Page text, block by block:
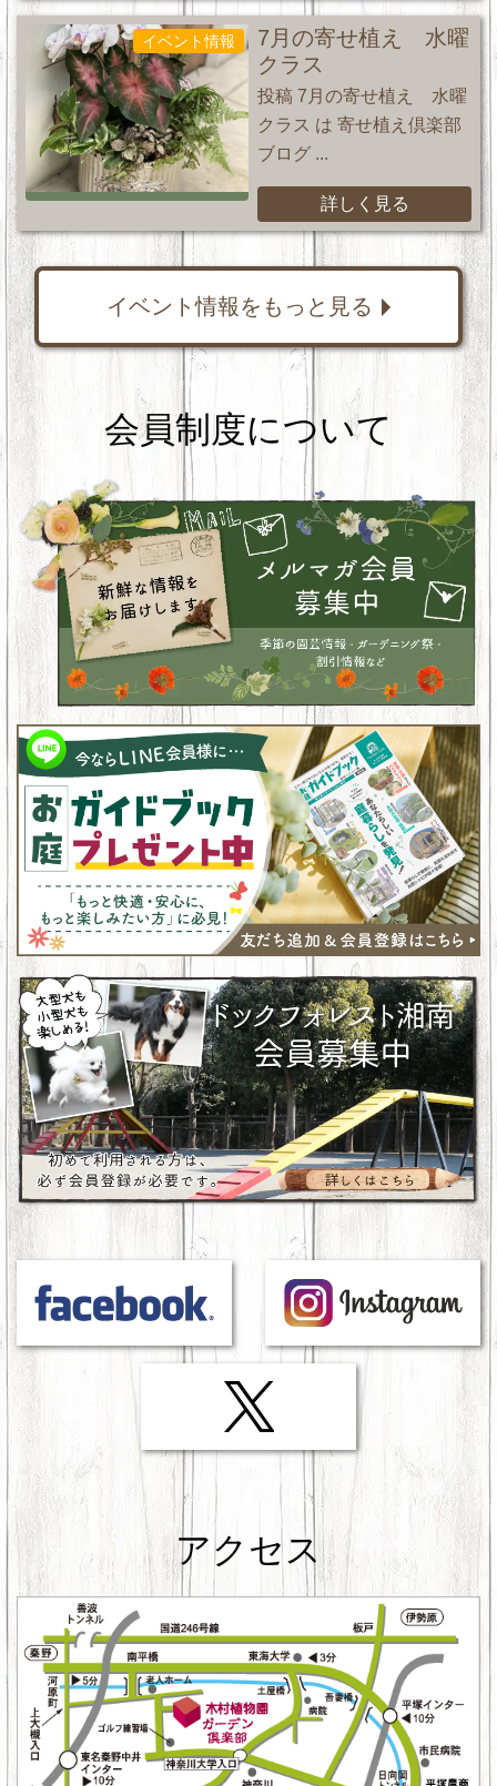
イベント情報
7月の寄せ植え 水曜
クラス
投稿 7月の寄せ植え 水曜
クラス は 寄せ植え倶楽部
ブログ ...
詳しく見る
イベント情報をもっと見る
会員制度について
アクセス